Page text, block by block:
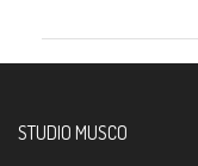
STUDIO MUSCO